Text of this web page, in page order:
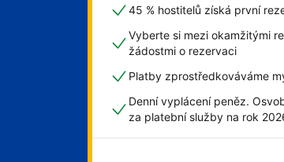
45 % hostitelů získá první
Vyberte si mezi okamžitými
žádostmi o rezervaci
Platby zprostředkováváme
Denní vyplácení peněz.
za platební služby na rok